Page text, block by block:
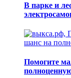
В парке и
Помогите